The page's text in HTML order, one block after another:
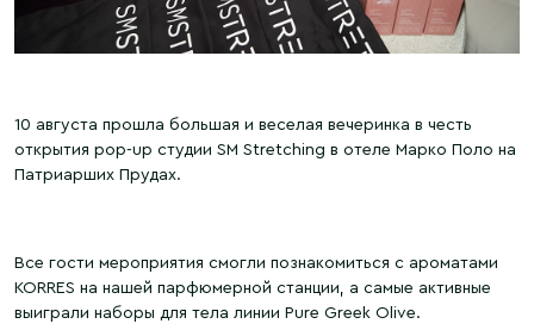
10 августа прошла большая и веселая вечеринка в честь
открытия pop-up студии SM Stretching в отеле Марко Поло на
Патриарших Прудах.
Все гости мероприятия смогли познакомиться с ароматами
KORRES на нашей парфюмерной станции, а самые активные
выиграли наборы для тела линии Pure Greek Olive.